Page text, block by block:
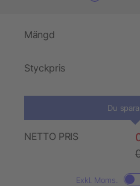
Mängd
Styckpris
Du
NETTO PRIS
Exkl. Moms.